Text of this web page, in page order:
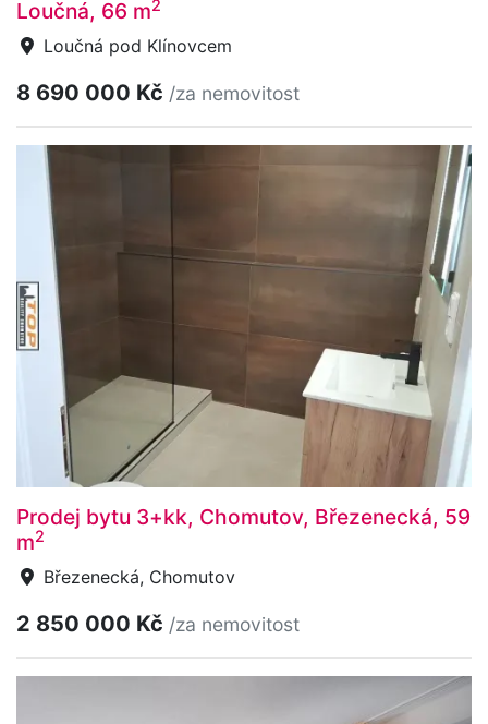
Loučná, 66 m2
Loučná pod Klínovcem
8 690 000 Kč /za nemovitost
Prodej bytu 3+kk, Chomutov, Březenecká, 59
m2
Březenecká, Chomutov
2 850 000 Kč /za nemovitost